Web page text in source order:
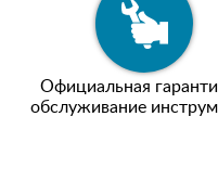
Официальная
обслуживание